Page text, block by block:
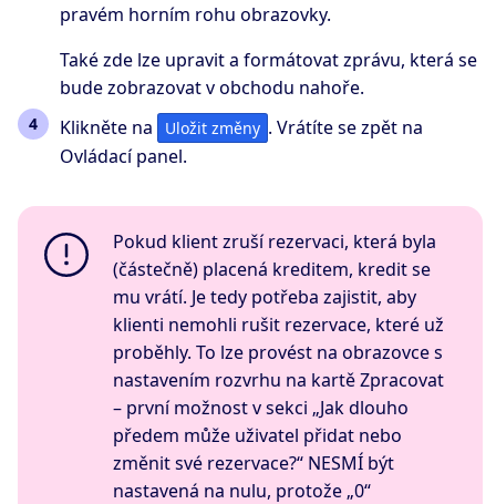
pravém horním rohu obrazovky.
Také zde lze upravit a formátovat zprávu, která se
bude zobrazovat v obchodu nahoře.
Klikněte na
Uložit změny . Vrátíte se zpět na
Ovládací panel.
Pokud klient zruší rezervaci, která byla
(částečně) placená kreditem, kredit se
mu vrátí. Je tedy potřeba zajistit, aby
klienti nemohli rušit rezervace, které už
proběhly. To lze provést na obrazovce s
nastavením rozvrhu na kartě Zpracovat
– první možnost v sekci „Jak dlouho
předem může uživatel přidat nebo
změnit své rezervace?“ NESMÍ být
nastavená na nulu, protože „0“